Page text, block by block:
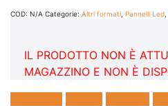
COD: N/A Categorie: Altri formati Pannelli Led
IL PRODOTTO NON È
MAGAZZINO E NON È